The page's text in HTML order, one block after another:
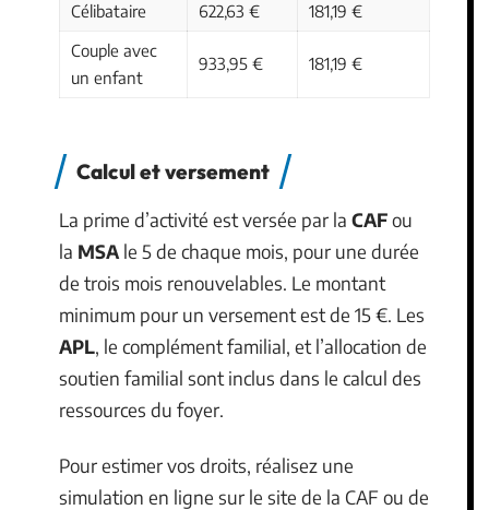
Célibataire
622,63 €
181,19 €
Couple avec
un enfant
933,95 € 181,19 €
Calcul et versement
La prime d’activité est versée par la CAFou
la MSA le 5 de chaque mois, pour une durée
de trois mois renouvelables. Le montant
minimum pour un versement est de 15 €. Les
APL, le complément familial, et l’allocation de
soutien familial sont inclus dans le calcul des
ressources du foyer.
Pour estimer vos droits, réalisez une
simulation en ligne sur le site de la CAF ou de